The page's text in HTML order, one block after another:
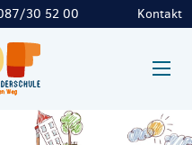
30 52 00 Kontakt